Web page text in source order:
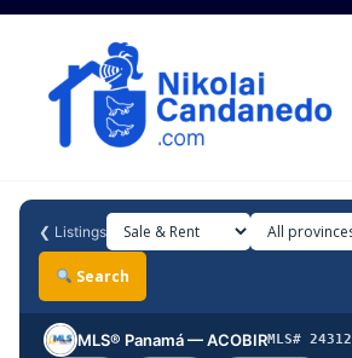
❮ Listings
Search
MLS® Panamá — ACOBIRMLS# 24312